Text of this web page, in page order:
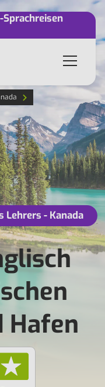
Lehrers - Kanada
Hafen